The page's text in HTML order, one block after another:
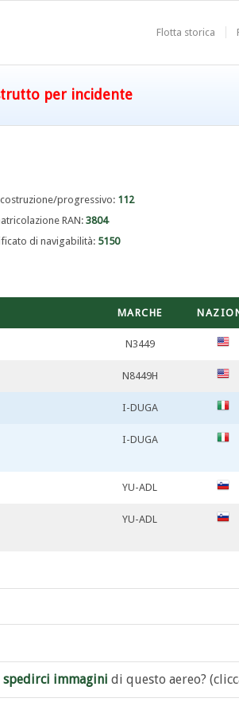
Flotta storica
per incidente
progressivo: 112
RAN: 3804
di navigabilità: 5150
MARCHE
N3449
N8449H
I-DUGA
I-DUGA
YU-ADL
YU-ADL
spedirci immagini di questo aereo?